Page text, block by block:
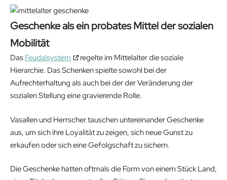
Geschenke als ein probates Mittel der sozialen
Mobilität
Das Feudalsystem
regelte im Mittelalter die soziale
Hierarchie. Das Schenken spielte sowohl bei der
Aufrechterhaltung als auch bei der der Veränderung der
sozialen Stellung eine gravierende Rolle.
Vasallen und Herrscher tauschen untereinander Geschenke
aus, um sich ihre Loyalität zu zeigen, sich neue Gunst zu
erkaufen oder sich eine Gefolgschaft zu sichern.
Die Geschenke hatten oftmals die Form von einem Stück Land,